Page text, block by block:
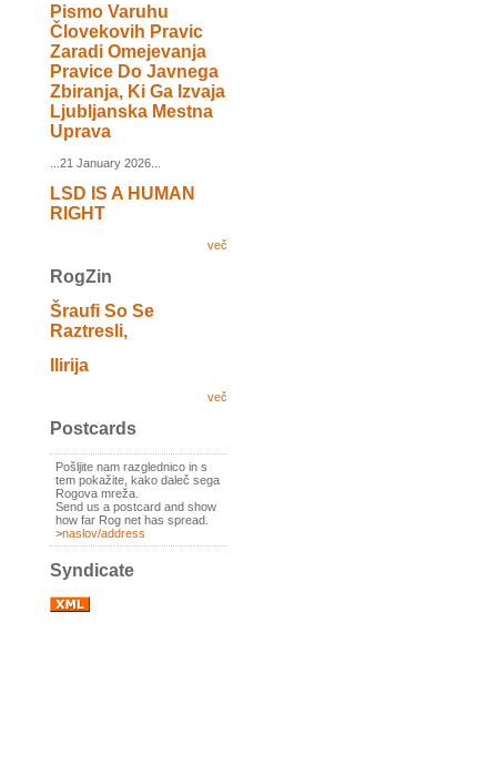
Pismo Varuhu
Človekovih Pravic
Zaradi Omejevanja
Pravice Do Javnega
Zbiranja, Ki Ga Izvaja
Ljubljanska Mestna
Uprava
...21 January 2026...
LSD IS A HUMAN
RIGHT
več
RogZin
Šraufi So Se
Raztresli,
Ilirija
več
Postcards
Pošljite nam razglednico in s
tem pokažite, kako daleč sega
Rogova mreža.
Send us a postcard and show
how far Rog net has spread.
>naslov/address
Syndicate